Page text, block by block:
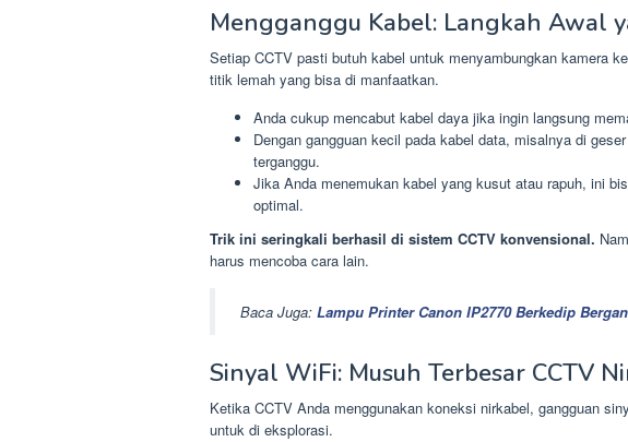
Mengganggu Kabel: Langkah Awal
Setiap CCTV pasti butuh kabel untuk menyambungkan kamera
titik lemah yang bisa di manfaatkan.
Anda cukup mencabut kabel daya jika ingin langsung
Dengan gangguan kecil pada kabel data, misalnya di
terganggu.
Jika Anda menemukan kabel yang kusut atau rapuh, ini
optimal.
Trik ini seringkali berhasil di sistem CCTV konvensional.
harus mencoba cara lain.
Baca Juga: Lampu Printer Canon IP2770 Berkedip
Sinyal WiFi: Musuh Terbesar CCTV
Ketika CCTV Anda menggunakan koneksi nirkabel, gangguan
untuk di eksplorasi.